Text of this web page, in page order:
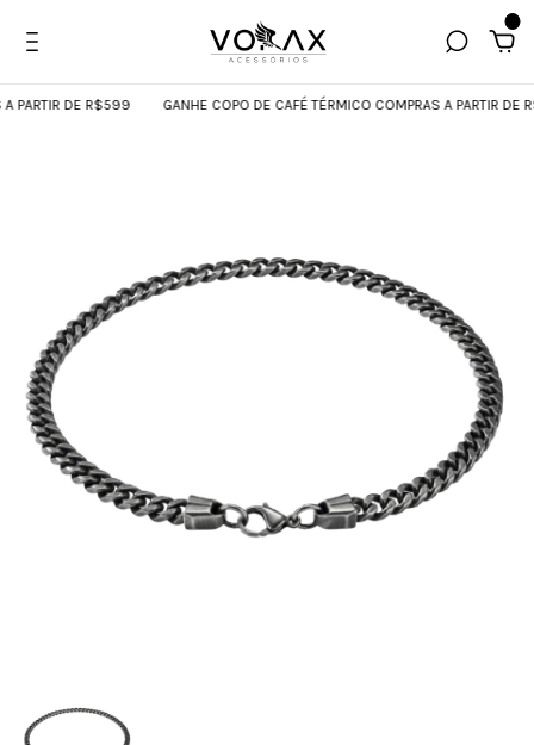
DE R$599 GANHE COPO DE CAFÉ TÉRMICO COMPRAS A PARTIR DE